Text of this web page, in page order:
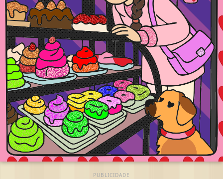
PUBLICIDADE